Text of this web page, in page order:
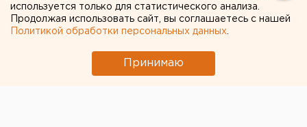
используется только для статистического анализа.
Продолжая использовать сайт, вы соглашаетесь с нашей
Политикой обработки персональных данных
Принимаю